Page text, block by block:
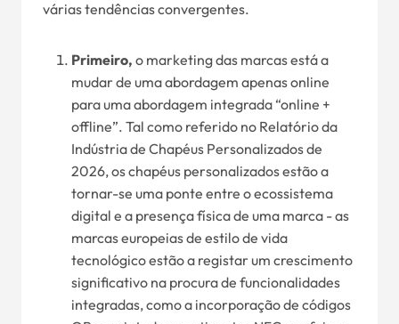
várias tendências convergentes.
Primeiro, o marketing das marcas está a
mudar de uma abordagem apenas online
para uma abordagem integrada “online +
offline”. Tal como referido no Relatório da
Indústria de Chapéus Personalizados de
2026, os chapéus personalizados estão a
tornar-se uma ponte entre o ecossistema
digital e a presença física de uma marca - as
marcas europeias de estilo de vida
tecnológico estão a registar um crescimento
significativo na procura de funcionalidades
integradas, como a incorporação de códigos